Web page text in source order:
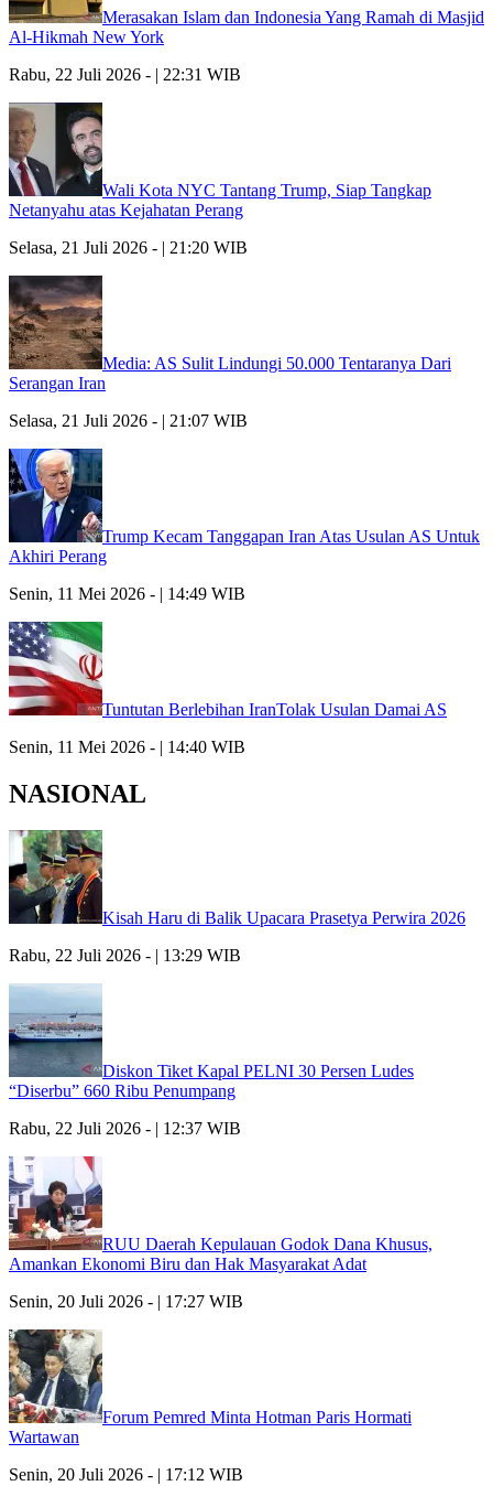
Merasakan Islam dan Indonesia Yang Ramah di Masjid
Al-Hikmah New York
Rabu, 22 Juli 2026 - | 22:31 WIB
Wali Kota NYC Tantang Trump, Siap Tangkap
Netanyahu atas Kejahatan Perang
Selasa, 21 Juli 2026 - | 21:20 WIB
Media: AS Sulit Lindungi 50.000 Tentaranya Dari
Serangan Iran
Selasa, 21 Juli 2026 - | 21:07 WIB
Trump Kecam Tanggapan Iran Atas Usulan AS Untuk
Akhiri Perang
Senin, 11 Mei 2026 - | 14:49 WIB
Tuntutan Berlebihan IranTolak Usulan Damai AS
Senin, 11 Mei 2026 - | 14:40 WIB
NASIONAL
Kisah Haru di Balik Upacara Prasetya Perwira 2026
Rabu, 22 Juli 2026 - | 13:29 WIB
Diskon Tiket Kapal PELNI 30 Persen Ludes
“Diserbu” 660 Ribu Penumpang
Rabu, 22 Juli 2026 - | 12:37 WIB
RUU Daerah Kepulauan Godok Dana Khusus,
Amankan Ekonomi Biru dan Hak Masyarakat Adat
Senin, 20 Juli 2026 - | 17:27 WIB
Forum Pemred Minta Hotman Paris Hormati
Wartawan
Senin, 20 Juli 2026 - | 17:12 WIB